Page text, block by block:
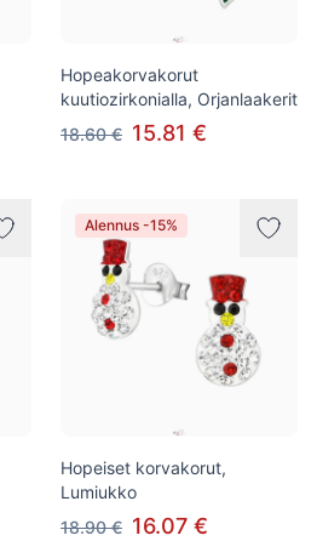
Hopeakorvakorut
kuutiozirkonialla, Orjanlaakerit
18.60 € 15.81 €
Alennus -15%
Hopeiset korvakorut,
Lumiukko
18.90 € 16.07 €